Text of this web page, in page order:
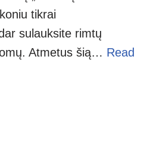
tikrai
sulauksite rimtų
Atmetus šią… Read